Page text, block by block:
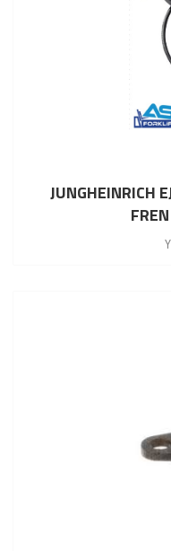
JUNGHEINRICH